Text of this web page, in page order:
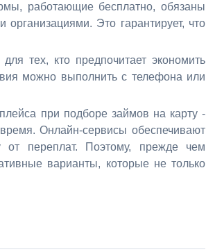
работающие бесплатно, обязаны
Это гарантирует, что
тех, кто предпочитает экономить
можно выполнить с телефона или
при подборе займов на карту -
Онлайн-сервисы обеспечивают
переплат. Поэтому, прежде чем
варианты, которые не только